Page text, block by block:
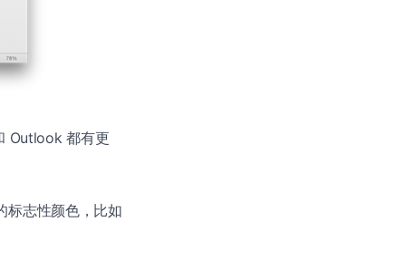
Outlook 都有更
标志性颜色，比如